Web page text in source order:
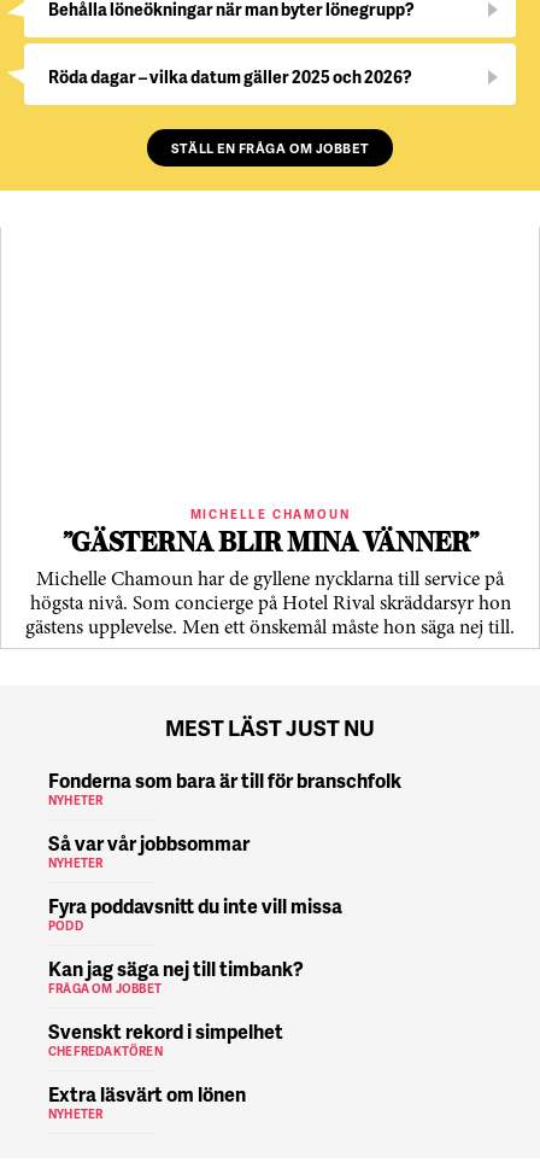
Behålla löneökningar när man byter lönegrupp?
Röda dagar – vilka datum gäller 2025 och 2026?
STÄLL EN FRÅGA OM JOBBET
MICHELLE CHAMOUN
”GÄSTERNA BLIR MINA VÄNNER”
Michelle Chamoun har de gyllene nycklarna till service på
högsta nivå. Som concierge på Hotel Rival skräddarsyr hon
gästens upp­levelse. Men ett önskemål måste hon säga nej till.
MEST LÄST JUST NU
Fonderna som bara är till för branschfolk
NYHETER
Så var vår jobbsommar
NYHETER
Fyra poddavsnitt du inte vill missa
PODD
Kan jag säga nej till timbank?
FRÅGA OM JOBBET
Svenskt rekord i simpelhet
CHEFREDAKTÖREN
Extra läsvärt om lönen
NYHETER